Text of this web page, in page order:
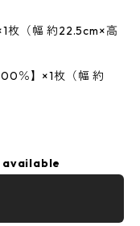
枚（幅 約22.5cm×高
％】×1枚（幅 約